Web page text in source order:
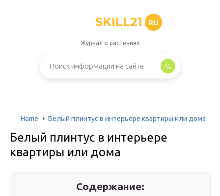
SKILL21 RU
Журнал о растениях
Home Белый плинтус в интерьере квартиры или дома
Белый плинтус в интерьере
квартиры или дома
Содержание: